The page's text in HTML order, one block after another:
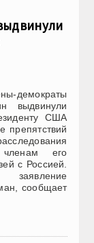
демократы
США
препятствий
его
с Россией.
сообщает